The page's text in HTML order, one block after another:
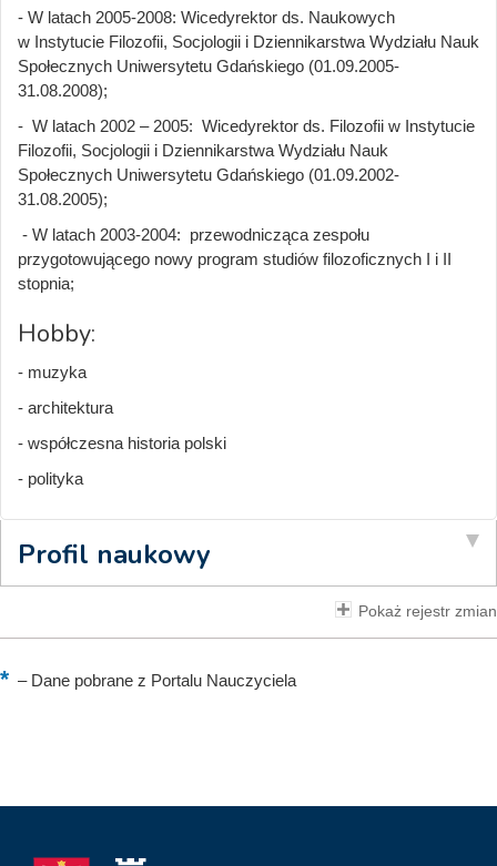
- W latach 2005-2008: Wicedyrektor ds. Naukowych
w Instytucie Filozofii, Socjologii i Dziennikarstwa Wydziału Nauk
Społecznych Uniwersytetu Gdańskiego (01.09.2005-
31.08.2008);
- W latach 2002 – 2005: Wicedyrektor ds. Filozofii w Instytucie
Filozofii, Socjologii i Dziennikarstwa Wydziału Nauk
Społecznych Uniwersytetu Gdańskiego (01.09.2002-
31.08.2005);
- W latach 2003-2004: przewodnicząca zespołu
przygotowującego nowy program studiów filozoficznych I i II
stopnia;
Hobby:
- muzyka
- architektura
- współczesna historia polski
- polityka
Profil naukowy
Pokaż rejestr zmian
–Dane pobrane z Portalu Nauczyciela